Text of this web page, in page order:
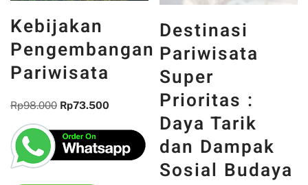
Kebijakan
Pengembangan
Pariwisata
Rp98.000 Rp73.500
Destinasi
Pariwisata
Super
Prioritas :
Daya Tarik
dan Dampak
Sosial Budaya